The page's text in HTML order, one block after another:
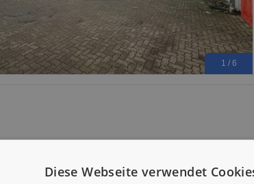
1 / 6
Diese Webseite verwendet